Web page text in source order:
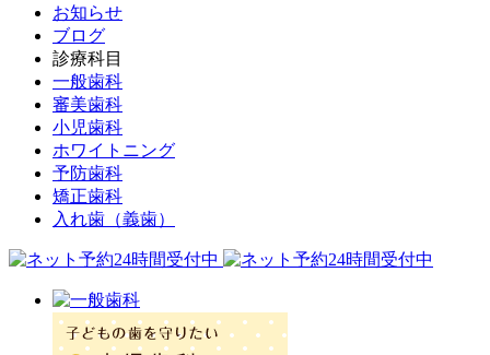
お知らせ
ブログ
診療科目
一般歯科
審美歯科
小児歯科
ホワイトニング
予防歯科
矯正歯科
入れ歯（義歯）